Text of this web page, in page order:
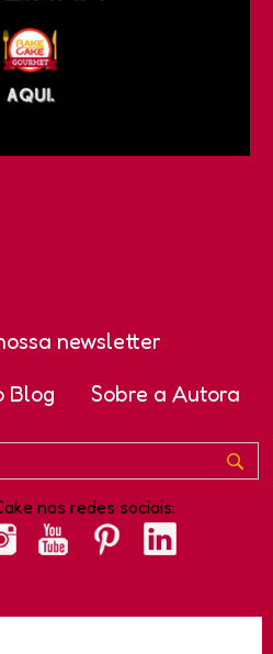
newsletter
Blog Sobre a Autora
nas redes sociais:
e Bake and Cake Gourmet são